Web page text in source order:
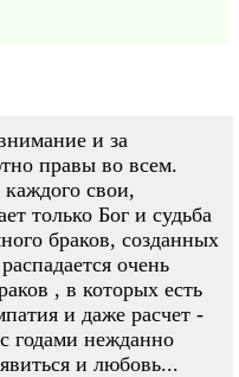
и за
правы во всем.
свои,
только Бог и судьба
браков, созданных
очень
, в которых есть
и даже расчет -
годами нежданно
и любовь...